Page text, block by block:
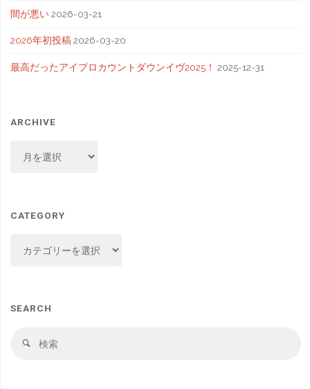
間が悪い 2026-03-21
2026年初投稿 2026-03-20
最高だったアイプロカウントダウンイヴ2025！ 2025-12-31
ARCHIVE
CATEGORY
SEARCH
検